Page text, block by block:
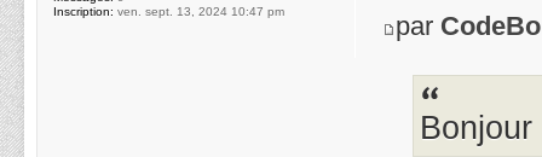
par
Inscription: ven. sept. 13, 2024 10:47 pm